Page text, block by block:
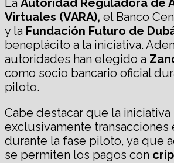
La Autoridad Reguladora de
Virtuales (VARA), el Banco
y la Fundación Futuro de
beneplácito a la iniciativa.
autoridades han elegido a
como socio bancario oficial
piloto.
Cabe destacar que la iniciativa
exclusivamente transacciones
durante la fase piloto, ya que
se permiten los pagos con